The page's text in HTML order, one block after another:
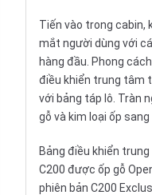
Tiến vào trong cabin,
mắt người dùng với
hàng đầu. Phong
điều khiển trung tâm
với bảng táp lô. Tràn
gỗ và kim loại ốp sang
Bảng điều khiển
C200 được ốp gỗ
phiên bản C200